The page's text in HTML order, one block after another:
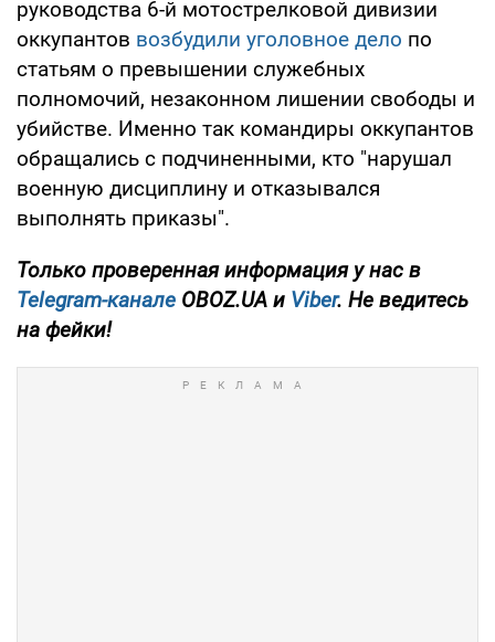
руководства 6-й мотострелковой дивизии
оккупантов возбудили уголовное дело по
статьям о превышении служебных
полномочий, незаконном лишении свободы и
убийстве. Именно так командиры оккупантов
обращались с подчиненными, кто "нарушал
военную дисциплину и отказывался
выполнять приказы".
Только проверенная информация у нас в
Telegram-канале OBOZ.UA и Viber. Не ведитесь
на фейки!